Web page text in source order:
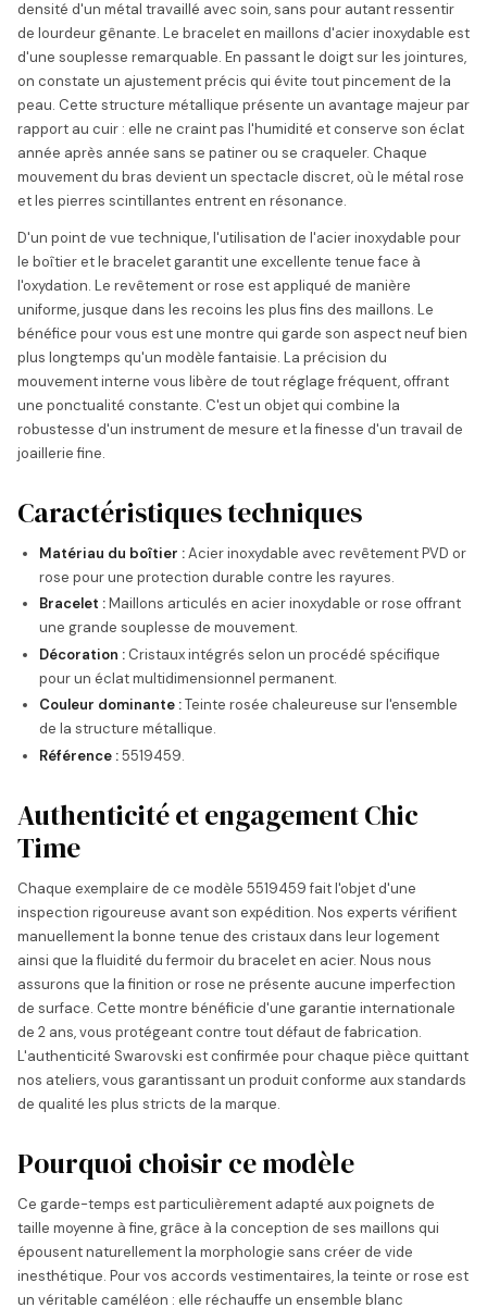
densité d'un métal travaillé avec soin, sans pour autant ressentir
de lourdeur gênante. Le bracelet en maillons d'acier inoxydable est
d'une souplesse remarquable. En passant le doigt sur les jointures,
on constate un ajustement précis qui évite tout pincement de la
peau. Cette structure métallique présente un avantage majeur par
rapport au cuir : elle ne craint pas l'humidité et conserve son éclat
année après année sans se patiner ou se craqueler. Chaque
mouvement du bras devient un spectacle discret, où le métal rose
et les pierres scintillantes entrent en résonance.
D'un point de vue technique, l'utilisation de l'acier inoxydable pour
le boîtier et le bracelet garantit une excellente tenue face à
l'oxydation. Le revêtement or rose est appliqué de manière
uniforme, jusque dans les recoins les plus fins des maillons. Le
bénéfice pour vous est une montre qui garde son aspect neuf bien
plus longtemps qu'un modèle fantaisie. La précision du
mouvement interne vous libère de tout réglage fréquent, offrant
une ponctualité constante. C'est un objet qui combine la
robustesse d'un instrument de mesure et la finesse d'un travail de
joaillerie fine.
Caractéristiques techniques
Matériau du boîtier :Acier inoxydable avec revêtement PVD or
rose pour une protection durable contre les rayures.
Bracelet :Maillons articulés en acier inoxydable or rose offrant
une grande souplesse de mouvement.
Décoration : Cristaux intégrés selon un procédé spécifique
pour un éclat multidimensionnel permanent.
Couleur dominante :Teinte rosée chaleureuse sur l'ensemble
de la structure métallique.
Référence :5519459.
Authenticité et engagement Chic
Time
Chaque exemplaire de ce modèle 5519459 fait l'objet d'une
inspection rigoureuse avant son expédition. Nos experts vérifient
manuellement la bonne tenue des cristaux dans leur logement
ainsi que la fluidité du fermoir du bracelet en acier. Nous nous
assurons que la finition or rose ne présente aucune imperfection
de surface. Cette montre bénéficie d'une garantie internationale
de 2 ans, vous protégeant contre tout défaut de fabrication.
L'authenticité Swarovski est confirmée pour chaque pièce quittant
nos ateliers, vous garantissant un produit conforme aux standards
de qualité les plus stricts de la marque.
Pourquoi choisir ce modèle
Ce garde-temps est particulièrement adapté aux poignets de
taille moyenne à fine, grâce à la conception de ses maillons qui
épousent naturellement la morphologie sans créer de vide
inesthétique. Pour vos accords vestimentaires, la teinte or rose est
un véritable caméléon : elle réchauffe un ensemble blanc